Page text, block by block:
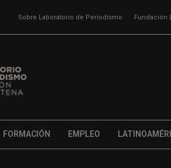
Sobre Laboratorio de Periodismo Fundación
FORMACIÓN EMPLEO